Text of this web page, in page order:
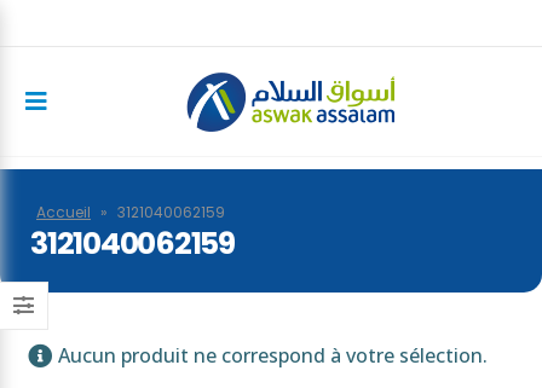
Accueil » 3121040062159
3121040062159
Aucun produit ne correspond à votre sélection.